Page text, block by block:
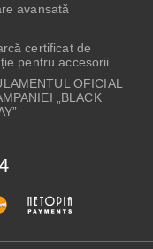
avansată
certificat de
pentru accesorii
OFICIAL
„BLACK